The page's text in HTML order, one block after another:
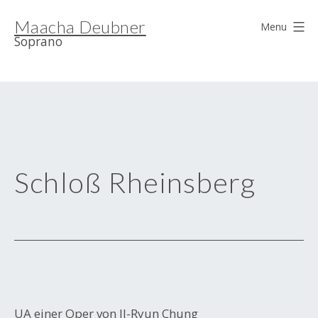
content
Maacha Deubner
Soprano
Menu
Schloß Rheinsberg
UA einer Oper von Il-Ryun Chung